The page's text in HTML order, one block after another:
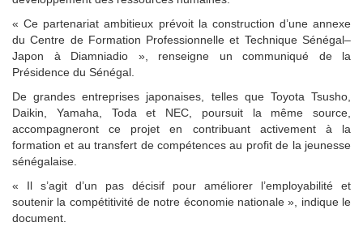
« Ce partenariat ambitieux prévoit la construction d’une annexe
du Centre de Formation Professionnelle et Technique Sénégal–
Japon à Diamniadio », renseigne un communiqué de la
Présidence du Sénégal.
De grandes entreprises japonaises, telles que Toyota Tsusho,
Daikin, Yamaha, Toda et NEC, poursuit la même source,
accompagneront ce projet en contribuant activement à la
formation et au transfert de compétences au profit de la jeunesse
sénégalaise.
« Il s’agit d’un pas décisif pour améliorer l’employabilité et
soutenir la compétitivité de notre économie nationale », indique le
document.